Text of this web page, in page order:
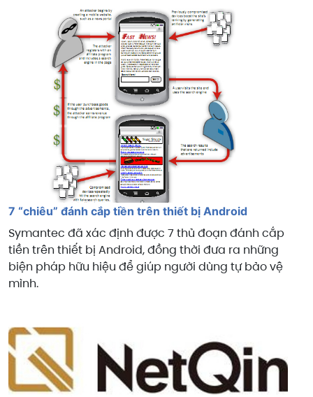
7 “chiêu” đánh cắp tiền trên thiết bị Android
Symantec đã xác định được 7 thủ đoạn đánh cắp
tiền trên thiết bị Android, đồng thời đưa ra những
biện pháp hữu hiệu để giúp người dùng tự bảo vệ
mình.